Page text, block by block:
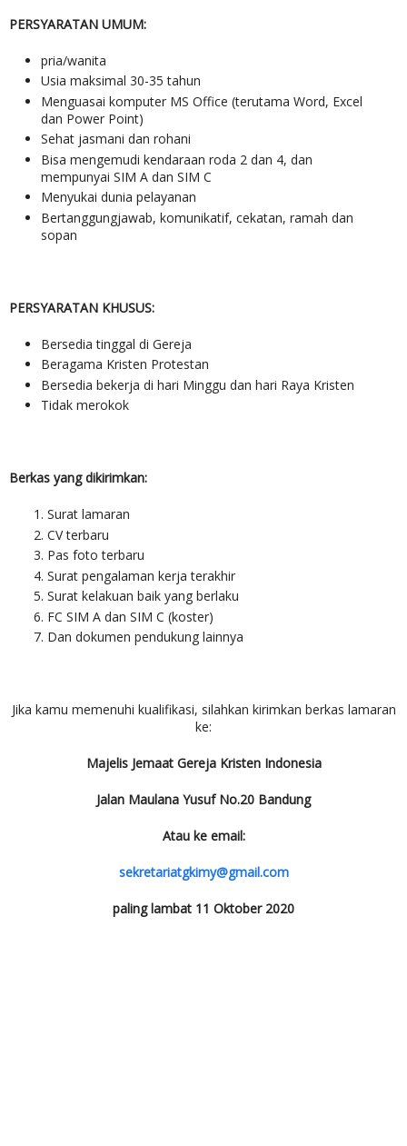
PERSYARATAN UMUM:
pria/wanita
Usia maksimal 30-35 tahun
Menguasai komputer MS Office (terutama Word, Excel
dan Power Point)
Sehat jasmani dan rohani
Bisa mengemudi kendaraan roda 2 dan 4, dan
mempunyai SIM A dan SIM C
Menyukai dunia pelayanan
Bertanggungjawab, komunikatif, cekatan, ramah dan
sopan
PERSYARATAN KHUSUS:
Bersedia tinggal di Gereja
Beragama Kristen Protestan
Bersedia bekerja di hari Minggu dan hari Raya Kristen
Tidak merokok
Berkas yang dikirimkan:
Surat lamaran
CV terbaru
Pas foto terbaru
Surat pengalaman kerja terakhir
Surat kelakuan baik yang berlaku
FC SIM A dan SIM C (koster)
Dan dokumen pendukung lainnya
Jika kamu memenuhi kualifikasi, silahkan kirimkan berkas lamaran
ke:
Majelis Jemaat Gereja Kristen Indonesia
Jalan Maulana Yusuf No.20 Bandung
Atau ke email:
sekretariatgkimy@gmail.com
paling lambat 11 Oktober 2020